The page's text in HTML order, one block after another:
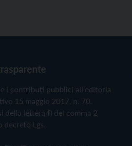
i contributi pubblici all'editoria
15 maggio 2017, n. 70.
della lettera f) del comma 2
decreto Lgs.